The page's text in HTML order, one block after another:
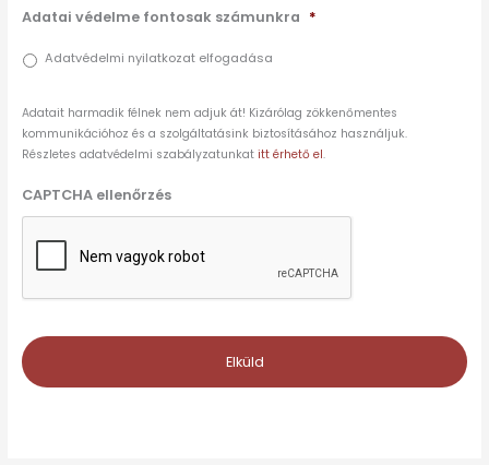
Adatai védelme fontosak számunkra *
Adatvédelmi nyilatkozat elfogadása
Adatait harmadik félnek nem adjuk át! Kizárólag zökkenőmentes
kommunikációhoz és a szolgáltatásink biztosításához használjuk.
Részletes adatvédelmi szabályzatunkat itt érhető el.
CAPTCHA ellenőrzés